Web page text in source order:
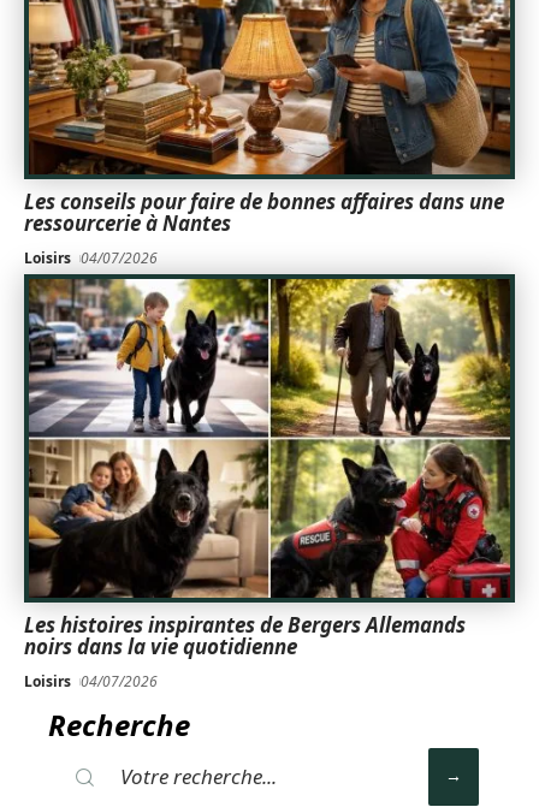
Les conseils pour faire de bonnes affaires dans une
ressourcerie à Nantes
Loisirs 04/07/2026
Les histoires inspirantes de Bergers Allemands
noirs dans la vie quotidienne
Loisirs 04/07/2026
Recherche